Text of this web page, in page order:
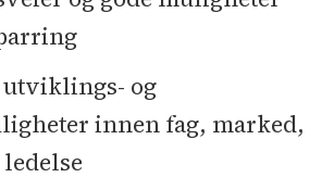
utviklings- og
innen fag, marked,